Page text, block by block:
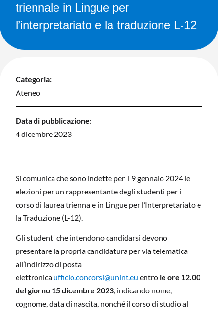
triennale in Lingue per
l’interpretariato e la traduzione L-12
Categoria:
Ateneo
Data di pubblicazione:
4 dicembre 2023
Si comunica che sono indette per il 9 gennaio 2024 le
elezioni per un rappresentante degli studenti per il
corso di laurea triennale in Lingue per l’Interpretariato e
la Traduzione (L-12).
Gli studenti che intendono candidarsi devono
presentare la propria candidatura per via telematica
all’indirizzo di posta
elettronica ufficio.concorsi@unint.eu entro le ore 12.00
del giorno 15 dicembre 2023, indicando nome,
cognome, data di nascita, nonché il corso di studio al